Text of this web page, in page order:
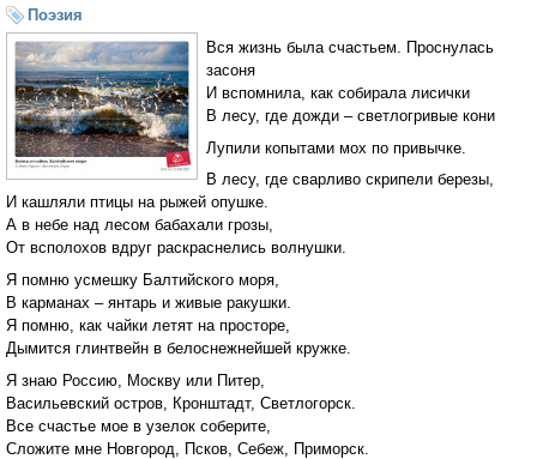
Поэзия
Вся жизнь была счастьем. Проснулась
засоня
И вспомнила, как собирала лисички
В лесу, где дожди – светлогривые кони
Лупили копытами мох по привычке.
В лесу, где сварливо скрипели березы,
И кашляли птицы на рыжей опушке.
А в небе над лесом бабахали грозы,
От всполохов вдруг раскраснелись волнушки.
Я помню усмешку Балтийского моря,
В карманах – янтарь и живые ракушки.
Я помню, как чайки летят на просторе,
Дымится глинтвейн в белоснежнейшей кружке.
Я знаю Россию, Москву или Питер,
Васильевский остров, Кронштадт, Светлогорск.
Все счастье мое в узелок соберите,
Сложите мне Новгород, Псков, Себеж, Приморск.